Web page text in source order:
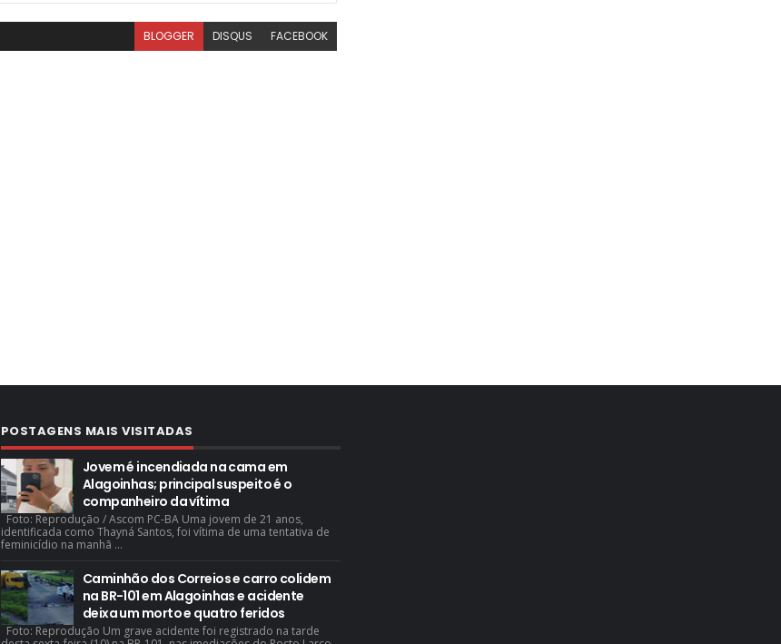
BLOGGER DISQUS FACEBOOK
POSTAGENS MAIS VISITADAS
Jovem é incendiada na cama em
Alagoinhas; principal suspeito é o
companheiro da vítima
Foto: Reprodução / Ascom PC-BA Uma jovem de 21 anos,
identificada como Thayná Santos, foi vítima de uma tentativa de
feminicídio na manhã ...
Caminhão dos Correios e carro colidem
na BR-101 em Alagoinhas e acidente
deixa um morto e quatro feridos
Foto: Reprodução Um grave acidente foi registrado na tarde